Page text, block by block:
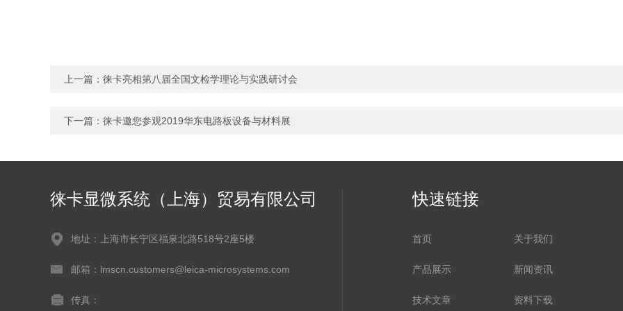
上一篇： 徕卡亮相第八届全国文检学理论与实践研讨会
下一篇： 徕卡邀您参观2019华东电路板设备与材料展
徕卡显微系统（上海）贸易有限公司
地址：上海市长宁区福泉北路518号2座5楼
邮箱：lmscn.customers@leica-microsystems.com
传真：
快速链接
首页 关于我们
产品展示 新闻资讯
技术文章 资料下载